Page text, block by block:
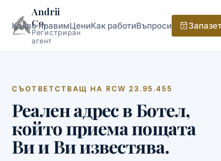
Andrii
Co.
Регистриран
агент
Какво правимЦениКак работиВъпроси
СЪОТВЕТСТВАЩ НА RCW 23.95.455
Реален адрес в Ботел,
който приема пощата
Ви и Ви известява.